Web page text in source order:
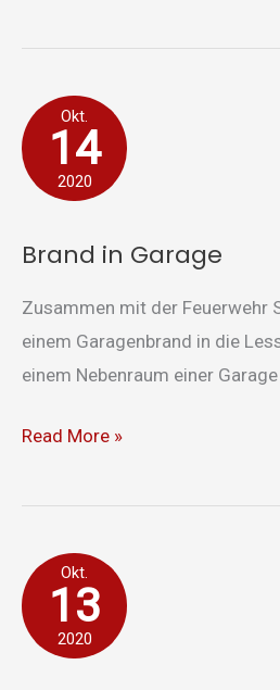
Okt.
14
2020
Brand in Garage
Zusammen mit der Feuerwehr
einem Garagenbrand in die
einem Nebenraum einer Garage
Brand
in
Garage
Read More »
Okt.
13
2020
Kleinbrand
in
Garage